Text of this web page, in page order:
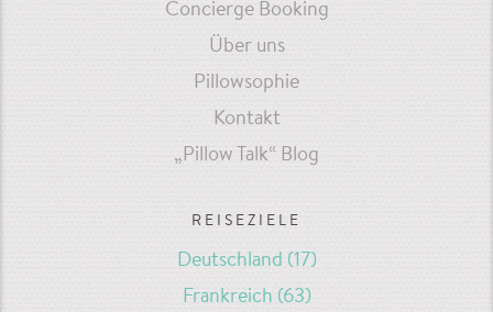
Concierge Booking
Über uns
Pillowsophie
Kontakt
„Pillow Talk“ Blog
REISEZIELE
Deutschland (17)
Frankreich (63)